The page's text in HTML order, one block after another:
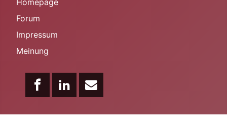
Homepage
Forum
Impressum
Meinung